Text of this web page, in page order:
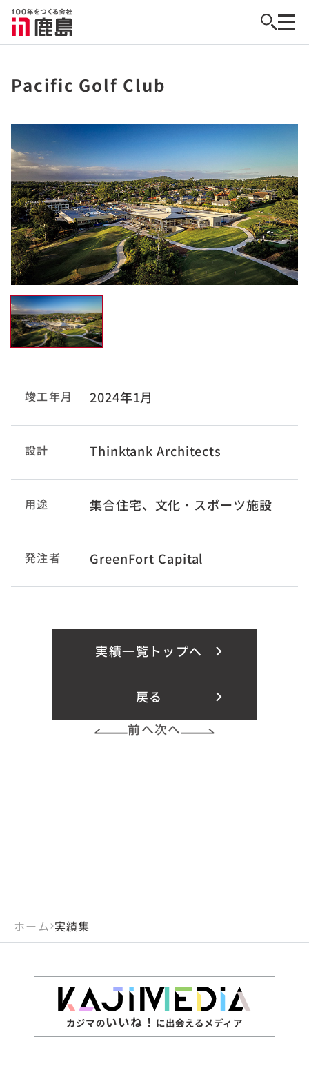
Pacific Golf Club
竣工年月 2024年1月
設計 Thinktank Architects
用途 集合住宅、文化・スポーツ施設
発注者 GreenFort Capital
実績一覧トップへ
戻る
前へ次へ
ホーム 実績集
カジマのいいね！ に出会えるメディア